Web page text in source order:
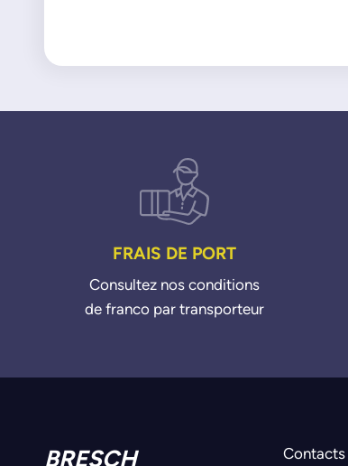
FRAIS DE PORT
Consultez nos conditions
de franco par transporteur
BRESCH